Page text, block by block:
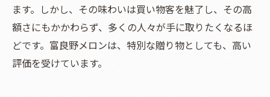
ます。しかし、その味わいは買い物客を魅了し、その高
額さにもかかわらず、多くの人々が手に取りたくなるほ
どです。富良野メロンは、特別な贈り物としても、高い
評価を受けています。